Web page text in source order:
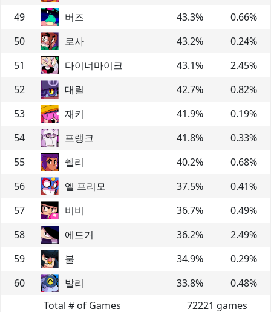
49
버즈 43.3% 0.66%
50
로사 43.2% 0.24%
51
다이너마이크 43.1% 2.45%
52
대릴 42.7% 0.82%
53
재키 41.9% 0.19%
54
프랭크 41.8% 0.33%
55
쉘리 40.2% 0.68%
56
엘 프리모 37.5% 0.41%
57
비비 36.7% 0.49%
58
에드거 36.2% 2.49%
59
불 34.9% 0.29%
60
발리 33.8% 0.48%
Total # of Games
72221 games